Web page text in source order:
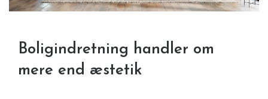
Boligindretning handler om
mere end æstetik